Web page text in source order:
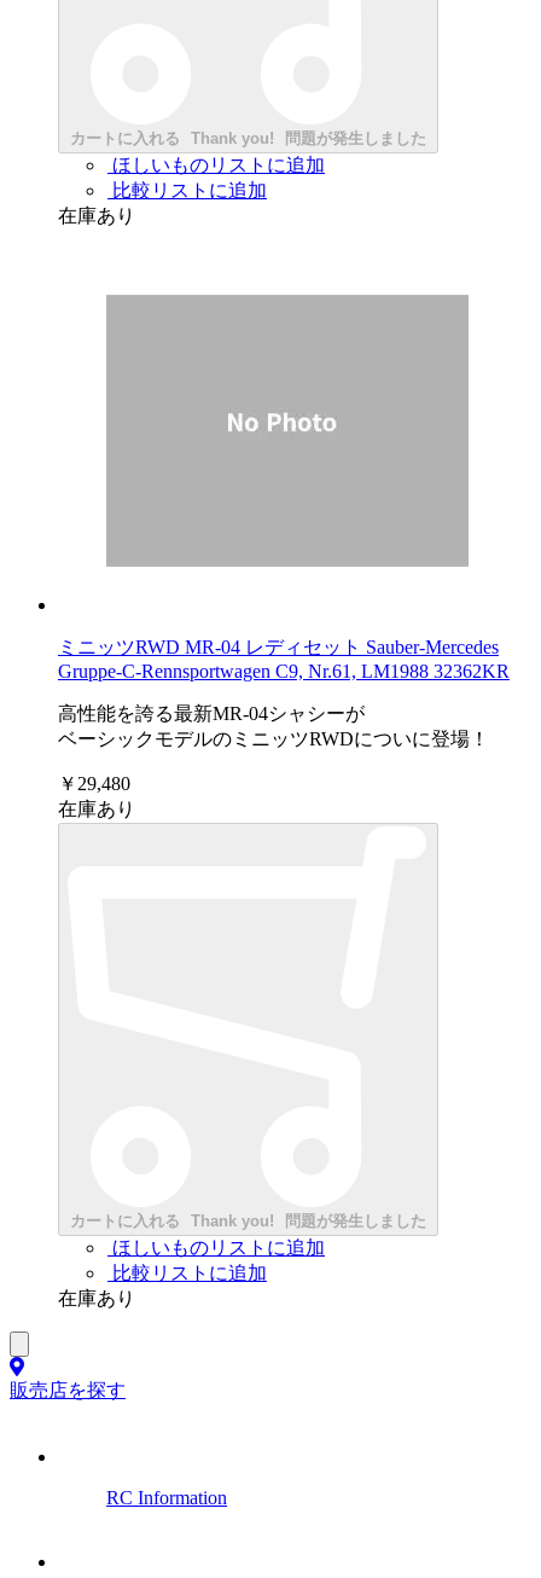
カートに入れる Thank you! 問題が発生しました
ほしいものリストに追加
比較リストに追加
在庫あり
ミニッツRWD MR-04 レディセット Sauber-Mercedes
Gruppe-C-Rennsportwagen C9, Nr.61, LM1988 32362KR
高性能を誇る最新MR-04シャシーが
ベーシックモデルのミニッツRWDについに登場！
￥29,480
在庫あり
カートに入れる Thank you! 問題が発生しました
ほしいものリストに追加
比較リストに追加
在庫あり
販売店を探す
RC Information